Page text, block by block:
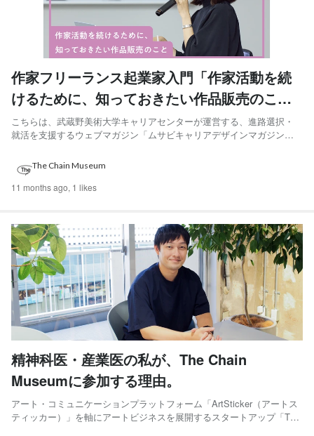
作家フリーランス起業家入門「作家活動を続
けるために、知っておきたい作品販売のこ
と」前編
こちらは、武蔵野美術大学キャリアセンターが運営する、進路選択・
就活を支援するウェブマガジン「ムサビキャリアデザインマガジン」
Chain Museumで「Art Registrar」として活躍する「川越 地球（かわご
え・てら）」が武蔵野美術大学に...
The Chain Museum
11 months ago, 1 likes
精神科医・産業医の私が、The Chain
Museumに参加する理由。
アート・コミュニケーションプラットフォーム「ArtSticker（アートス
ティッカー）」を軸にアートビジネスを展開するスタートアップ「The